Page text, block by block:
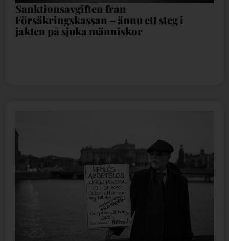
Sanktionsavgiften från
Försäkringskassan – ännu ett steg i
jakten på sjuka människor